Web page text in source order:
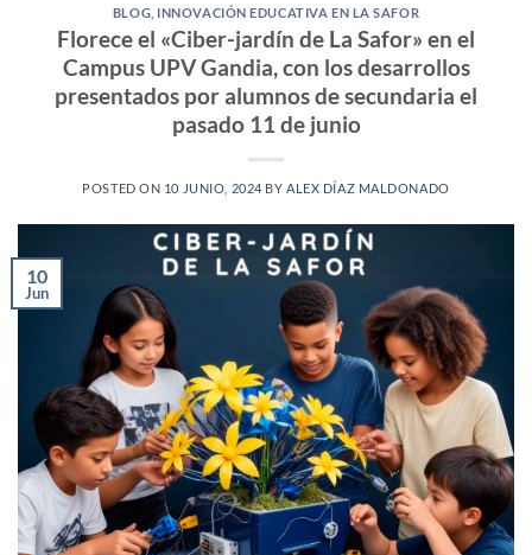
BLOG INNOVACIÓN EDUCATIVA EN LA SAFOR
Florece el «Ciber-jardín de La Safor» en el
Campus UPV Gandia, con los desarrollos
presentados por alumnos de secundaria el
pasado 11 de junio
POSTED ON 10 JUNIO, 2024 BYALEX DÍAZ MALDONADO
10
Jun